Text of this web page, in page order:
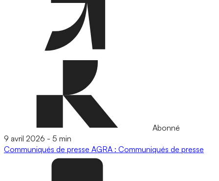
Abonné
9 avril 2026 - 5 min
Communiqués de presse AGRA : Communiqués de presse